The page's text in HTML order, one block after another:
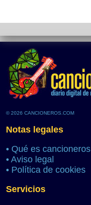
© 2026 CANCIONEROS.COM
Notas legales
• Qué es cancioneros
• Aviso legal
• Política de cookies
Servicios